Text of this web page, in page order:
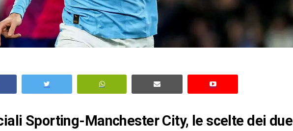
Sporting-Manchester City, le scelte dei due